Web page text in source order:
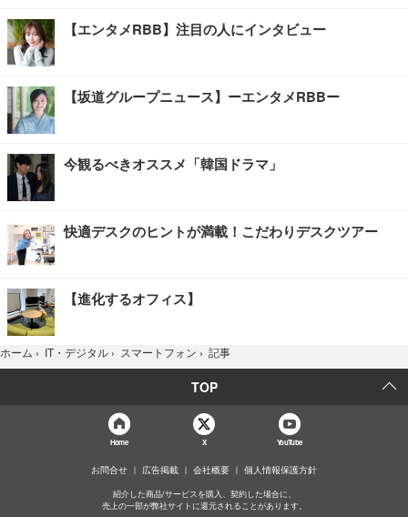
【エンタメRBB】注目の人にインタビュー
【坂道グループニュース】ーエンタメRBBー
今観るべきオススメ「韓国ドラマ」
快適デスクのヒントが満載！こだわりデスクツアー
【進化するオフィス】
ホーム › IT・デジタル › スマートフォン › 記事
TOP
Home X YouTube
お問合せ 広告掲載 会社概要 個人情報保護方針
紹介した商品/サービスを購入、契約した場合に、
売上の一部が弊社サイトに還元されることがあります。